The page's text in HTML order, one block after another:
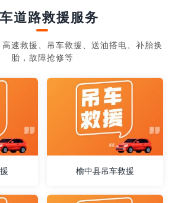
道路救援服务
速救援、吊车救援、送油搭电、补胎换
胎，故障抢修等
榆中县吊车救援